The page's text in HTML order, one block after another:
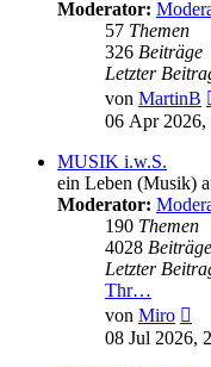
Moderator:
57 Themen
326 Beiträge
Letzter
von MartinB
06 Apr 2026,
MUSIK i.w.S.
ein Leben (Musik)
Moderator:
190 Themen
4028 Beiträge
Letzter
Thr…
von Miro
08 Jul 2026,